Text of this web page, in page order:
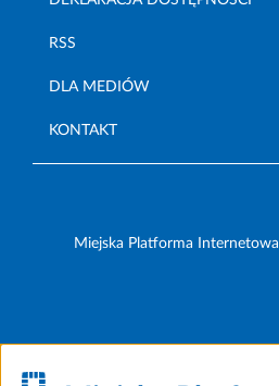
RSS
DLA MEDIÓW
KONTAKT
Miejska Platforma